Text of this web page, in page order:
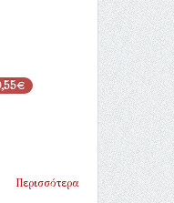
Περισσότερα